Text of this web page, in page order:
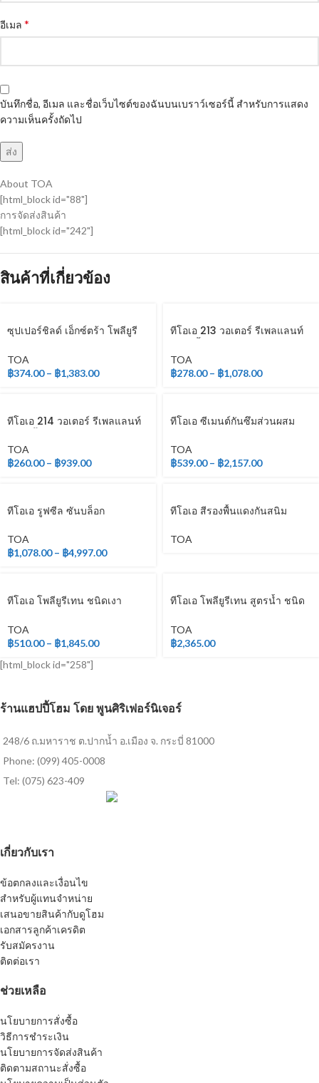
อีเมล *
บันทึกชื่อ, อีเมล และชื่อเว็บไซต์ของฉันบนเบราว์เซอร์นี้ สำหรับการแสดง
ความเห็นครั้งถัดไป
About TOA
[html_block id="88"]
การจัดส่งสินค้า
[html_block id="242"]
สินค้าที่เกี่ยวข้อง
ซุปเปอร์ชิลด์ เอ็กซ์ตร้า โพลียูรี
TOA
฿374.00 – ฿1,383.00
ทีโอเอ 213 วอเตอร์ รีเพลแลนท์
TOA
฿278.00 – ฿1,078.00
ทีโอเอ 214 วอเตอร์ รีเพลแลนท์
TOA
฿260.00 – ฿939.00
ทีโอเอ ซีเมนต์กันซึมส่วนผสม
TOA
฿539.00 – ฿2,157.00
ทีโอเอ รูฟซีล ซันบล็อก
TOA
฿1,078.00 – ฿4,997.00
ทีโอเอ สีรองพื้นแดงกันสนิม
TOA
ทีโอเอ โพลียูรีเทน ชนิดเงา
TOA
฿510.00 – ฿1,845.00
ทีโอเอ โพลียูรีเทน สูตรน้ำ ชนิด
TOA
฿2,365.00
[html_block id="258"]
ร้านแฮปปี้โฮม โดย พูนศิริเฟอร์นิเจอร์
248/6 ถ.มหาราช ต.ปากน้ำ อ.เมือง จ. กระบี่ 81000
Phone: (099) 405-0008
Tel: (075) 623-409
เกี่ยวกับเรา
ข้อตกลงและเงื่อนไข
สำหรับผู้แทนจำหน่าย
เสนอขายสินค้ากับดูโฮม
เอกสารลูกค้าเครดิต
รับสมัครงาน
ติดต่อเรา
ช่วยเหลือ
นโยบายการสั่งซื้อ
วิธีการชำระเงิน
นโยบายการจัดส่งสินค้า
ติดตามสถานะสั่งซื้อ